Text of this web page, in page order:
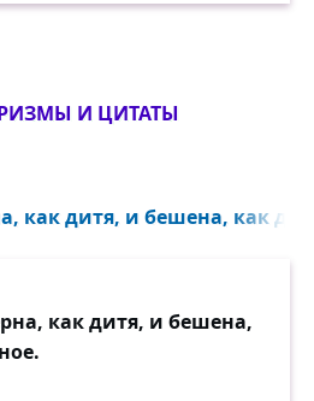
И ЦИТАТЫ
как дитя, и бешена, как
как дитя, и бешена,